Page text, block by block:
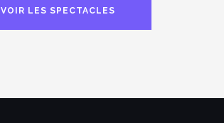
VOIR LES SPECTACLES